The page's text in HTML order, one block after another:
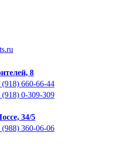
8
(918) 660-66-44
(918) 0-309-309
34/5
(988) 360-06-06